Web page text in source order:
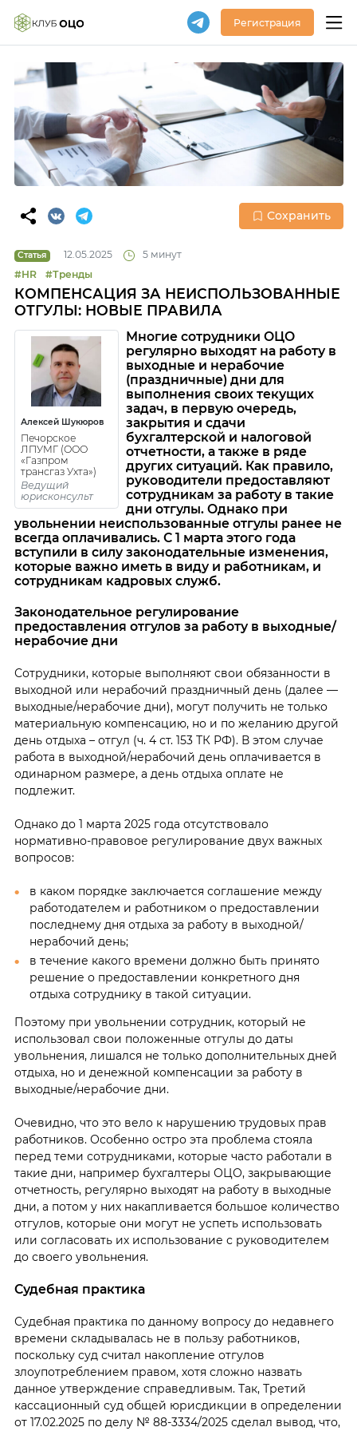
Регистрация
Сохранить
Статья 12.05.2025
5 минут
#HR
#Тренды
КОМПЕНСАЦИЯ ЗА НЕИСПОЛЬЗОВАННЫЕ
ОТГУЛЫ: НОВЫЕ ПРАВИЛА
Алексей Шукюров
Печорское
ЛПУМГ (ООО
«Газпром
трансгаз Ухта»)
Ведущий
юрисконсульт
Многие сотрудники ОЦО
регулярно выходят на работу в
выходные и нерабочие
(праздничные) дни для
выполнения своих текущих
задач, в первую очередь,
закрытия и сдачи
бухгалтерской и налоговой
отчетности, а также в ряде
других ситуаций. Как правило,
руководители предоставляют
сотрудникам за работу в такие
дни отгулы. Однако при
увольнении неиспользованные отгулы ранее не
всегда оплачивались. С 1 марта этого года
вступили в силу законодательные изменения,
которые важно иметь в виду и работникам, и
сотрудникам кадровых служб.
Законодательное регулирование
предоставления отгулов за работу в выходные/
нерабочие дни
Сотрудники, которые выполняют свои обязанности в
выходной или нерабочий праздничный день (далее —
выходные/нерабочие дни), могут получить не только
материальную компенсацию, но и по желанию другой
день отдыха – отгул (ч. 4 ст. 153 ТК РФ). В этом случае
работа в выходной/нерабочий день оплачивается в
одинарном размере, а день отдыха оплате не
подлежит.
Однако до 1 марта 2025 года отсутствовало
нормативно-правовое регулирование двух важных
вопросов:
в каком порядке заключается соглашение между
работодателем и работником о предоставлении
последнему дня отдыха за работу в выходной/
нерабочий день;
в течение какого времени должно быть принято
решение о предоставлении конкретного дня
отдыха сотруднику в такой ситуации.
Поэтому при увольнении сотрудник, который не
использовал свои положенные отгулы до даты
увольнения, лишался не только дополнительных дней
отдыха, но и денежной компенсации за работу в
выходные/нерабочие дни.
Очевидно, что это вело к нарушению трудовых прав
работников. Особенно остро эта проблема стояла
перед теми сотрудниками, которые часто работали в
такие дни, например бухгалтеры ОЦО, закрывающие
отчетность, регулярно выходят на работу в выходные
дни, а потом у них накапливается большое количество
отгулов, которые они могут не успеть использовать
или согласовать их использование с руководителем
до своего увольнения.
Судебная практика
Судебная практика по данному вопросу до недавнего
времени складывалась не в пользу работников,
поскольку суд считал накопление отгулов
злоупотреблением правом, хотя сложно назвать
данное утверждение справедливым. Так, Третий
кассационный суд общей юрисдикции в определении
от 17.02.2025 по делу № 88-3334/2025 сделал вывод, что,